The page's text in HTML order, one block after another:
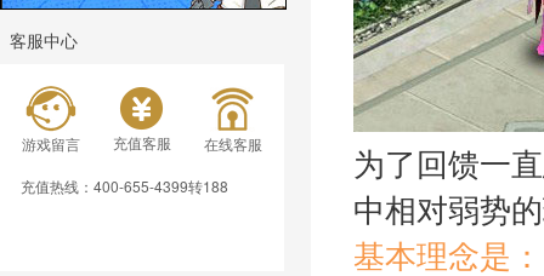
客服中心
游戏留言 充值客服 在线客服
充值热线：400-655-4399转188
为了回馈一
中相对弱势
基本理念是